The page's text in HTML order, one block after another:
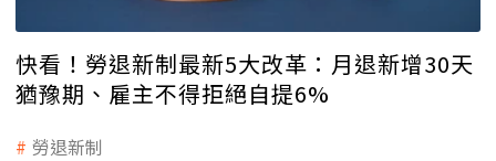
快看！勞退新制最新5大改革：月退新增30天
猶豫期、雇主不得拒絕自提6%
勞退新制